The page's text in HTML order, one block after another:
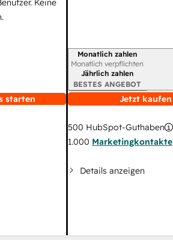
Keine
starten
Abrechnungszeitraum
Monatlich zahlen
Monatlich verpflichten
Jährlich zahlen
BESTES ANGEBOT
Jetzt kaufen
500 HubSpot-Guthaben
1.000 Marketingkontakte
Details anzeigen